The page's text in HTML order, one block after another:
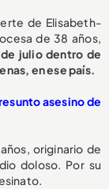
de Elisabeth-
de 38 años,
julio dentro de
en ese país.
asesino de
originario de
doloso. Por su